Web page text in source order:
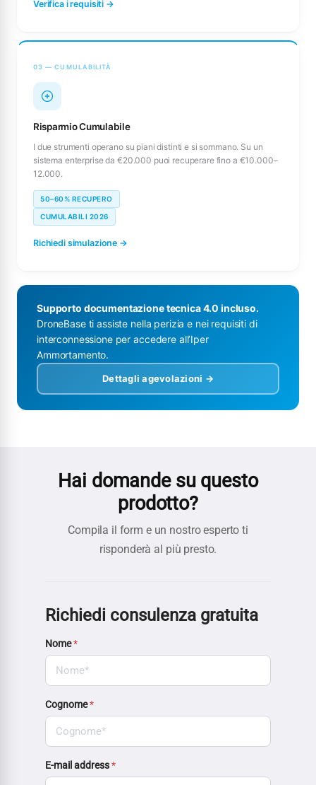
Verifica i requisiti →
03 — CUMULABILITÀ
Risparmio Cumulabile
I due strumenti operano su piani distinti e si sommano. Su un
sistema enterprise da €20.000 puoi recuperare fino a €10.000–
12.000.
50–60% RECUPERO
CUMULABILI 2026
Richiedi simulazione →
Supporto documentazione tecnica 4.0 incluso.
DroneBase ti assiste nella perizia e nei requisiti di
interconnessione per accedere all’Iper
Ammortamento.
Dettagli agevolazioni →
Hai domande su questo
prodotto?
Compila il form e un nostro esperto ti
risponderà al più presto.
Richiedi consulenza gratuita
Nome*
Cognome*
E-mail address*